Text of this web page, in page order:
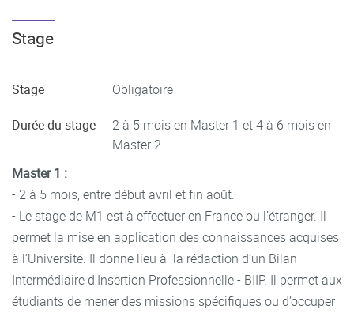
Stage
Stage Obligatoire
Durée du stage
2 à 5 mois en Master 1 et 4 à 6 mois en
Master 2
Master 1 :
- 2 à 5 mois, entre début avril et fin août.
- Le stage de M1 est à effectuer en France ou l’étranger. Il
permet la mise en application des connaissances acquises
à l’Université. Il donne lieu à la rédaction d’un Bilan
Intermédiaire d'Insertion Professionnelle - BIIP. Il permet aux
étudiants de mener des missions spécifiques ou d’occuper